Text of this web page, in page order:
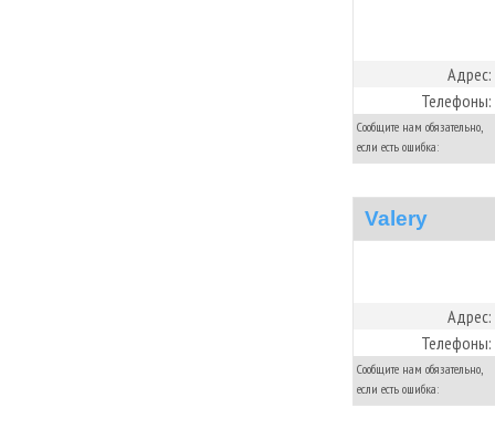
Адрес:
Телефоны:
Сообщите нам обязательно,
если есть ошибка:
Valery
Адрес:
Телефоны:
Сообщите нам обязательно,
если есть ошибка: